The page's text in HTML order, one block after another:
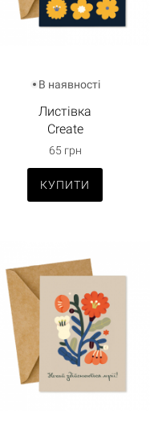
В наявності
Листівка
Create
65 грн
КУПИТИ